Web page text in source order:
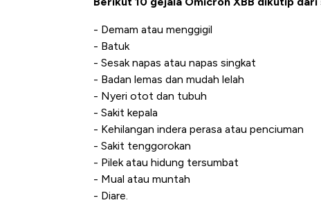
- Demam atau menggigil
- Batuk
- Sesak napas atau napas singkat
- Badan lemas dan mudah lelah
- Nyeri otot dan tubuh
- Sakit kepala
- Kehilangan indera perasa atau penciuman
- Sakit tenggorokan
- Pilek atau hidung tersumbat
- Mual atau muntah
- Diare.